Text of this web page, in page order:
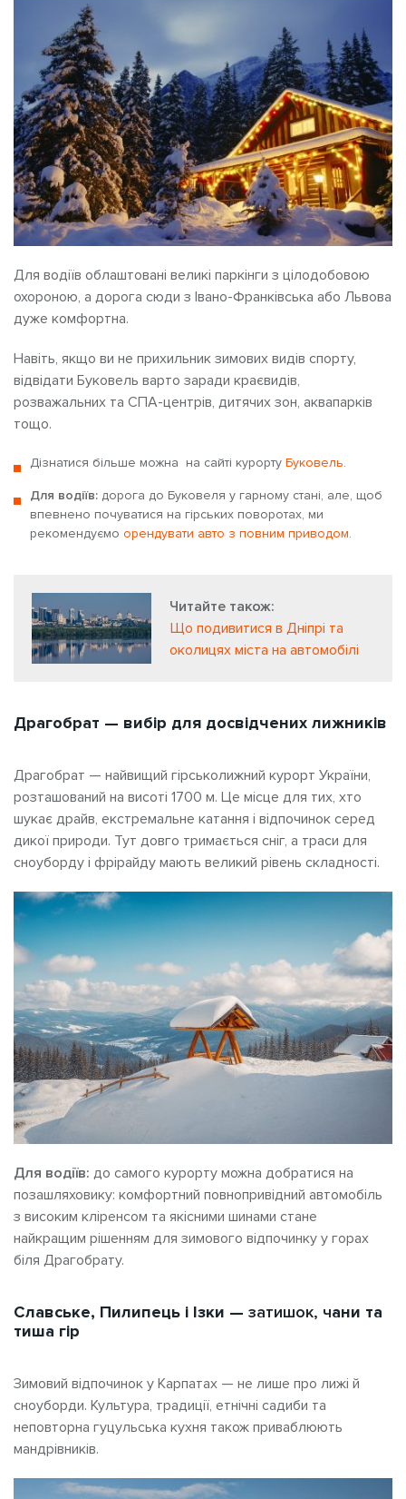
Для водіїв облаштовані великі паркінги з цілодобовою
охороною, а дорога сюди з Івано-Франківська або Львова
дуже комфортна.
Навіть, якщо ви не прихильник зимових видів спорту,
відвідати Буковель варто заради краєвидів,
розважальних та СПА-центрів, дитячих зон, аквапарків
тощо.
Дізнатися більше можна на сайті курорту Буковель.
Для водіїв: дорога до Буковеля у гарному стані, але, щоб
впевнено почуватися на гірських поворотах, ми
рекомендуємо орендувати авто з повним приводом.
Читайте також:
Що подивитися в Дніпрі та
околицях міста на автомобілі
Драгобрат — вибір для досвідчених лижників
Драгобрат — найвищий гірськолижний курорт України,
розташований на висоті 1700 м. Це місце для тих, хто
шукає драйв, екстремальне катання і відпочинок серед
дикої природи. Тут довго тримається сніг, а траси для
сноуборду і фрірайду мають великий рівень складності.
Для водіїв: до самого курорту можна добратися на
позашляховику: комфортний повнопривідний автомобіль
з високим кліренсом та якісними шинами стане
найкращим рішенням для зимового відпочинку у горах
біля Драгобрату.
Славське, Пилипець і Ізки — затишок, чани та
тиша гір
Зимовий відпочинок у Карпатах — не лише про лижі й
сноуборди. Культура, традиції, етнічні садиби та
неповторна гуцульська кухня також приваблюють
мандрівників.